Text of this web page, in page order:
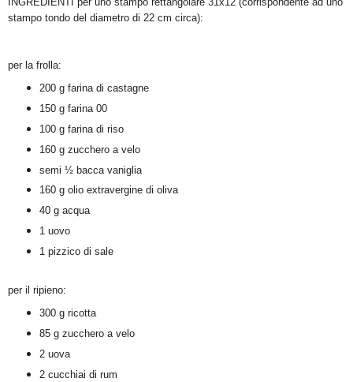
stampo tondo del diametro di 22 cm circa):
per la frolla:
200 g farina di castagne
150 g farina 00
100 g farina di riso
160 g zucchero a velo
semi ½ bacca vaniglia
160 g olio extravergine di oliva
40 g acqua
1 uovo
1 pizzico di sale
per il ripieno:
300 g ricotta
85 g zucchero a velo
2 uova
2 cucchiai di rum